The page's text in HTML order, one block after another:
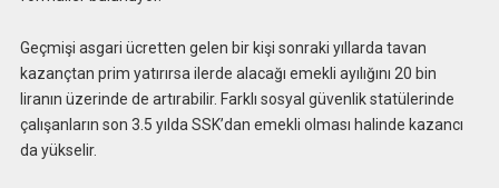
Geçmişi asgari ücretten gelen bir kişi sonraki yıllarda tavan
kazançtan prim yatırırsa ilerde alacağı emekli ayılığını 20 bin
liranın üzerinde de artırabilir. Farklı sosyal güvenlik statülerinde
çalışanların son 3.5 yılda SSK’dan emekli olması halinde kazancı
da yükselir.